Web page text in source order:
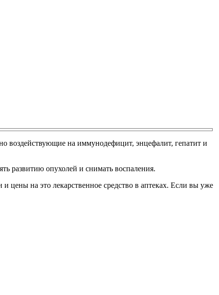
воздействующие на иммунодефицит, энцефалит, гепатит и
развитию опухолей и снимать воспаления.
цены на это лекарственное средство в аптеках. Если вы уже